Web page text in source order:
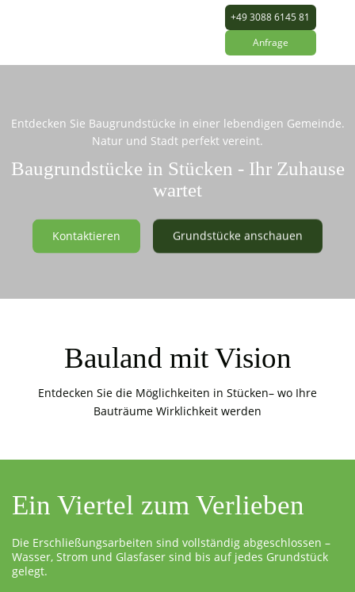
+49 3088 6145 81
Anfrage
Entdecken Sie Baugrundstücke in einer lebendigen Gemeinde.
Natur und Stadt perfekt vereint.
Baugrundstücke in Stücken - Ihr Zuhause
wartet
Kontaktieren Grundstücke anschauen
Bauland mit Vision
Entdecken Sie die Möglichkeiten in Stücken– wo Ihre
Bauträume Wirklichkeit werden
Ein Viertel zum Verlieben
Die Erschließungsarbeiten sind vollständig abgeschlossen –
Wasser, Strom und Glasfaser sind bis auf jedes Grundstück
gelegt.